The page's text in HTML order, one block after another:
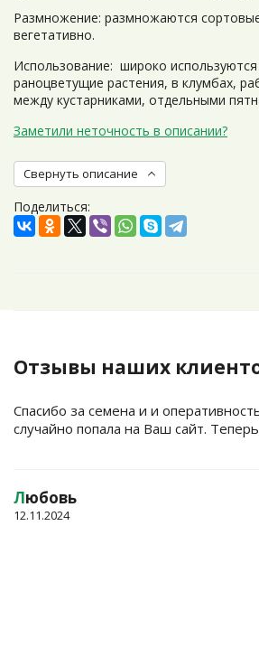
Размножение: размножаются
вегетативно.
Использование: широко используются
раноцветущие растения, в клумбах,
между кустарниками, отдельными
Заметили неточность в описании?
Свернуть описание
Поделиться:
Отзывы наших
Спасибо за семена и и
случайно попала на Ваш сайт.
Любовь
12.11.2024